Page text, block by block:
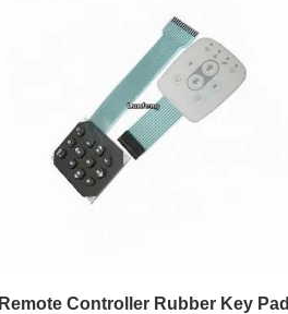
Remote Controller Rubber Key Pad